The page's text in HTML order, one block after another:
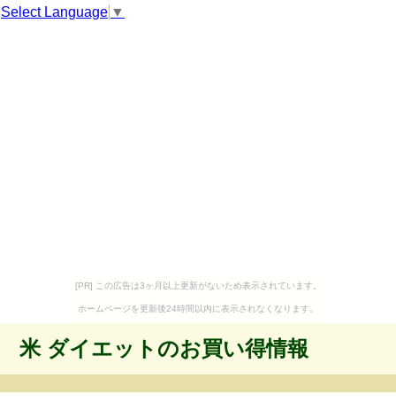
Select Language ▼
[PR] この広告は3ヶ月以上更新がないため表示されています。
ホームページを更新後24時間以内に表示されなくなります。
米 ダイエットのお買い得情報